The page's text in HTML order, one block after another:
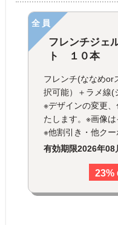
全員
フレンチジェ
ト １０本
フレンチ(ななめor
択可能）＋ラメ線(
※デザインの変更
たします。※画像は
※他割引き・他ク
有効期限2026年08
23%